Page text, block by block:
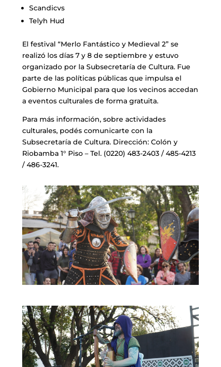
Scandicvs
Telyh Hud
El festival “Merlo Fantástico y Medieval 2” se
realizó los días 7 y 8 de septiembre y estuvo
organizado por la Subsecretaría de Cultura. Fue
parte de las políticas públicas que impulsa el
Gobierno Municipal para que los vecinos accedan
a eventos culturales de forma gratuita.
Para más información, sobre actividades
culturales, podés comunicarte con la
Subsecretaría de Cultura. Dirección: Colón y
Riobamba 1° Piso – Tel. (0220) 483-2403 / 485-4213
/ 486-3241.